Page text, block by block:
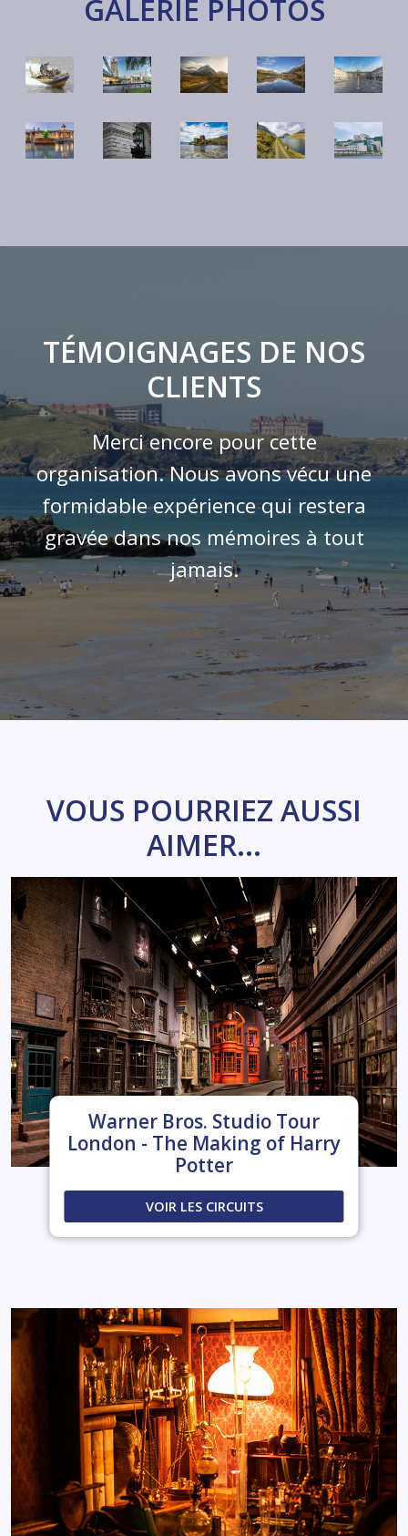
GALERIE PHOTOS
TÉMOIGNAGES DE NOS
CLIENTS
Merci encore pour cette
organisation. Nous avons vécu une
formidable expérience qui restera
gravée dans nos mémoires à tout
jamais.
VOUS POURRIEZ AUSSI
AIMER...
Warner Bros. Studio Tour
London - The Making of Harry
Potter
VOIR LES CIRCUITS